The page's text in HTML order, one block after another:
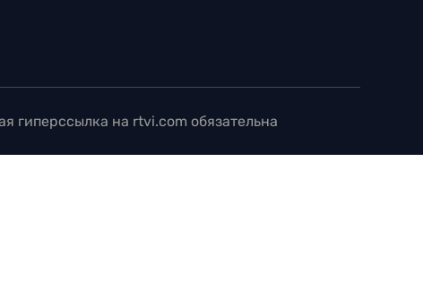
на rtvi.com обязательна